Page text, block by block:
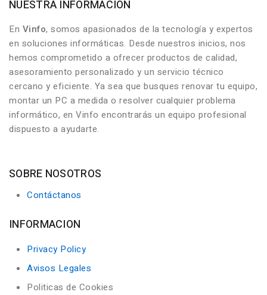
NUESTRA INFORMACIÓN
En Vinfo, somos apasionados de la tecnología y expertos
en soluciones informáticas. Desde nuestros inicios, nos
hemos comprometido a ofrecer productos de calidad,
asesoramiento personalizado y un servicio técnico
cercano y eficiente. Ya sea que busques renovar tu equipo,
montar un PC a medida o resolver cualquier problema
informático, en Vinfo encontrarás un equipo profesional
dispuesto a ayudarte.
SOBRE NOSOTROS
Contáctanos
INFORMACION
Privacy Policy
Avisos Legales
Politicas de Cookies